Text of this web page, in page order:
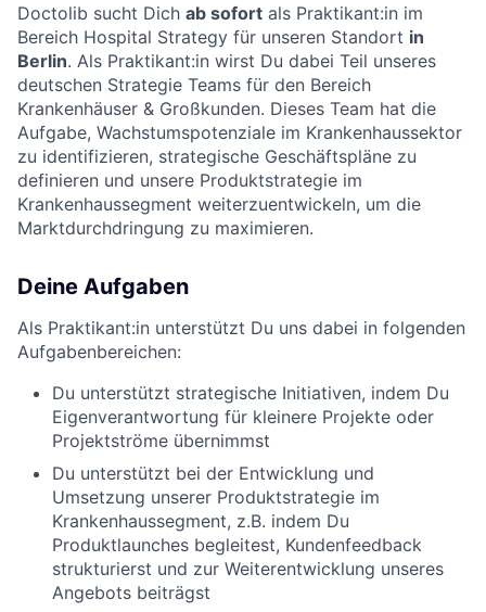
Doctolib sucht Dich ab sofort als Praktikant:in im
Bereich Hospital Strategy für unseren Standort in
Berlin. Als Praktikant:in wirst Du dabei Teil unseres
deutschen Strategie Teams für den Bereich
Krankenhäuser & Großkunden. Dieses Team hat die
Aufgabe, Wachstumspotenziale im Krankenhaussektor
zu identifizieren, strategische Geschäftspläne zu
definieren und unsere Produktstrategie im
Krankenhaussegment weiterzuentwickeln, um die
Marktdurchdringung zu maximieren.
Deine Aufgaben
Als Praktikant:in unterstützt Du uns dabei in folgenden
Aufgabenbereichen:
Du unterstützt strategische Initiativen, indem Du
Eigenverantwortung für kleinere Projekte oder
Projektströme übernimmst
Du unterstützt bei der Entwicklung und
Umsetzung unserer Produktstrategie im
Krankenhaussegment, z.B. indem Du
Produktlaunches begleitest, Kundenfeedback
strukturierst und zur Weiterentwicklung unseres
Angebots beiträgst